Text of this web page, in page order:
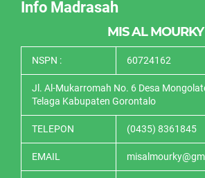
Info Madrasah
MIS AL MOURKY
NSPN : 60724162
Jl. Al-Mukarromah No. 6 Desa
Telaga Kabupaten Gorontalo
TELEPON (0435) 8361845
EMAIL